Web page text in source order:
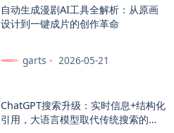
自动生成漫剧AI工具全解析：从原画
设计到一键成片的创作革命
garts 2026-05-21
ChatGPT搜索升级：实时信息+结构化
引用，大语言模型取代传统搜索的进